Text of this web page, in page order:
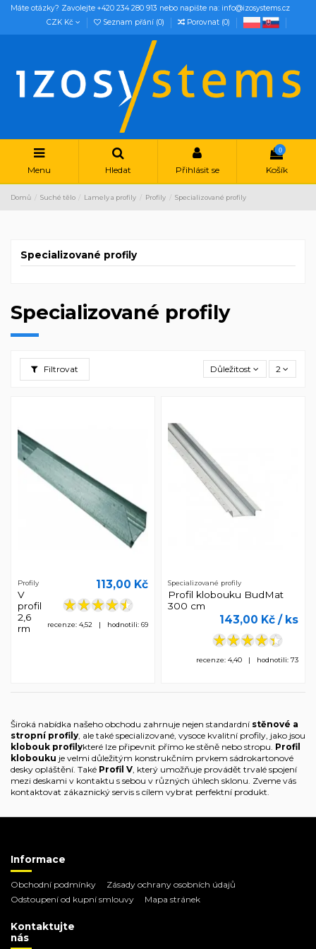
Máte otázky? Zavolejte +420 234 280 913 nebo napište na: info@izosystems.cz
CZK Kč
Seznam přání (0) Porovnat (0)
Menu Hledat Přihlásit se
0
Košík
Domů Suché tělo Lamely a profily Profily Specializované profily
Specializované profily
Filtrovat Důležitost 2
Profily
V
profil
2,6
rm
113,00 Kč
recenze: 4,52 | hodnotili: 69
Specializované profily
Profil klobouku BudMat
300 cm
143,00 Kč / ks
recenze: 4,40 | hodnotili: 73
Široká nabídka našeho obchodu zahrnuje nejen standardní stěnové a
stropní profily , ale také specializované, vysoce kvalitní profily, jako jsou
klobouk profilykteré lze připevnit přímo ke stěně nebo stropu. Profil
klobouku je velmi důležitým konstrukčním prvkem sádrokartonové
desky opláštění. Také Profil V , který umožňuje provádět trvalé spojení
mezi deskami v kontaktu s sebou v různých úhlech sklonu. Zveme vás
kontaktovat zákaznický servis s cílem vybrat perfektní produkt.
Specializované profily
Informace
Obchodní podmínky
Zásady ochrany osobních údajů
Odstoupení od kupní smlouvy
Mapa stránek
Kontaktujte
nás